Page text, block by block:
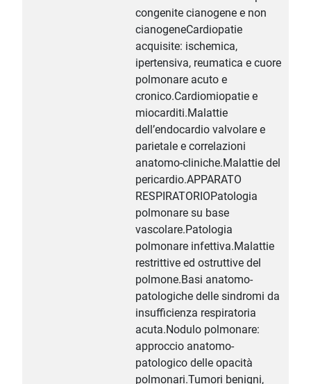
congenite cianogene e non
cianogeneCardiopatie
acquisite: ischemica,
ipertensiva, reumatica e cuore
polmonare acuto e
cronico.Cardiomiopatie e
miocarditi.Malattie
dell’endocardio valvolare e
parietale e correlazioni
anatomo-cliniche.Malattie del
pericardio.APPARATO
RESPIRATORIOPatologia
polmonare su base
vascolare.Patologia
polmonare infettiva.Malattie
restrittive ed ostruttive del
polmone.Basi anatomo-
patologiche delle sindromi da
insufficienza respiratoria
acuta.Nodulo polmonare:
approccio anatomo-
patologico delle opacità
polmonari.Tumori benigni,